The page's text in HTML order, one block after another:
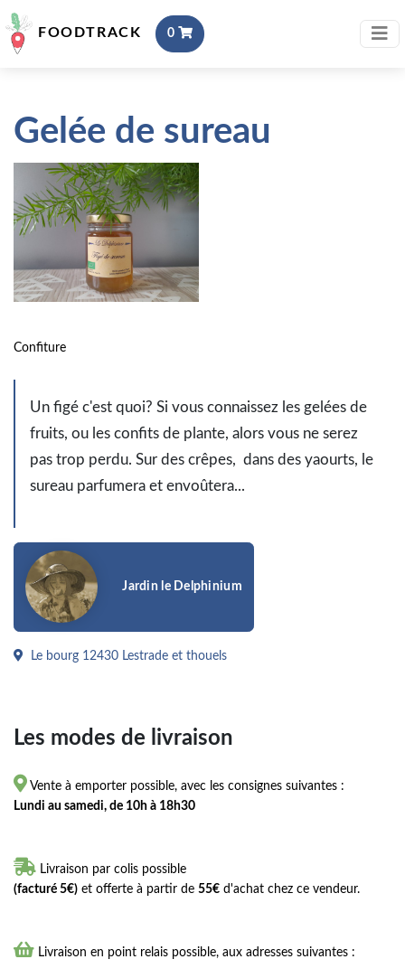
FOODTRACK 0
Gelée de sureau
Confiture
Un figé c'est quoi? Si vous connaissez les gelées de
fruits, ou les confits de plante, alors vous ne serez
pas trop perdu. Sur des crêpes, dans des yaourts, le
sureau parfumera et envoûtera...
Jardin le Delphinium
Le bourg 12430 Lestrade et thouels
Les modes de livraison
 Vente à emporter possible, avec les consignes suivantes :
Lundi au samedi, de 10h à 18h30
 Livraison par colis possible
(facturé 5€) et offerte à partir de 55€ d'achat chez ce vendeur.
 Livraison en point relais possible, aux adresses suivantes :